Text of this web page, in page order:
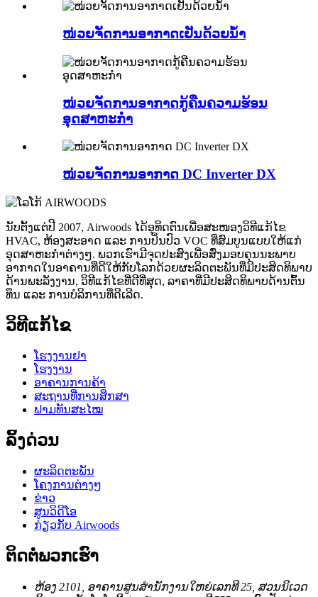
ໜ່ວຍຈັດການອາກາດເຢັນດ້ວຍນ້ຳ
ໜ່ວຍຈັດການອາກາດກູ້ຄືນຄວາມຮ້ອນ
ອຸດສາຫະກຳ
ໜ່ວຍຈັດການອາກາດ DC Inverter DX
ນັບຕັ້ງແຕ່ປີ 2007, Airwoods ໄດ້ອຸທິດຕົນເພື່ອສະໜອງວິທີແກ້ໄຂ
HVAC, ຫ້ອງສະອາດ ແລະ ການປິ່ນປົວ VOC ທີ່ສົມບູນແບບໃຫ້ແກ່
ອຸດສາຫະກຳຕ່າງໆ. ພວກເຮົາມີຈຸດປະສົງເພື່ອສົ່ງມອບຄຸນນະພາບ
ອາກາດໃນອາຄານທີ່ດີໃຫ້ກັບໂລກດ້ວຍຜະລິດຕະພັນທີ່ມີປະສິດທິພາບ
ດ້ານພະລັງງານ, ວິທີແກ້ໄຂທີ່ດີທີ່ສຸດ, ລາຄາທີ່ມີປະສິດທິພາບດ້ານຕົ້ນ
ທຶນ ແລະ ການບໍລິການທີ່ດີເລີດ.
ວິທີແກ້ໄຂ
ໂຮງງານຢາ
ໂຮງງານ
ອາຄານການຄ້າ
ສະຖານທີ່ການສຶກສາ
ຟາມທັນສະໄໝ
ລິ້ງດ່ວນ
ຜະລິດຕະພັນ
ໂຄງການຕ່າງໆ
ຂ່າວ
ສູນວິດີໂອ
ກ່ຽວກັບ Airwoods
ຕິດຕໍ່ພວກເຮົາ
ຫ້ອງ 2101, ອາຄານສູນສຳນັກງານໃຫຍ່ເລກທີ 25, ສວນນິເວດ